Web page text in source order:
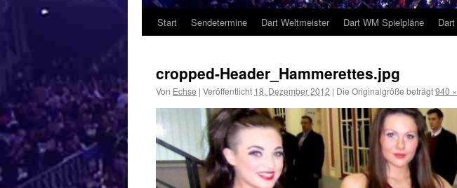
Start Sendetermine Dart Weltmeister Dart WM Spielpläne
cropped-Header_Hammerettes.jpg
Von Echse | Veröffentlicht 18. Dezember 2012 | Die Originalgröße beträgt940